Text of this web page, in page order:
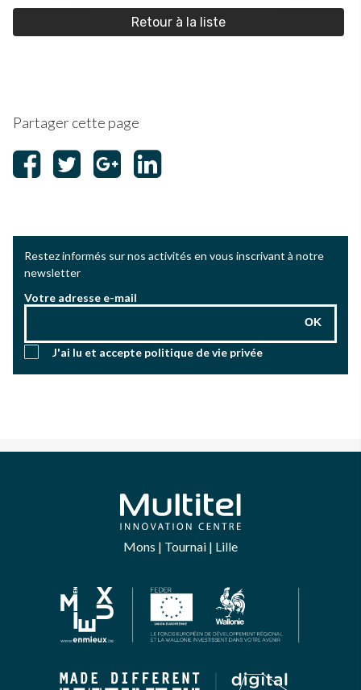
Retour à la liste
Partager cette page
Restez informés sur nos activités en vous inscrivant à notre
newsletter
Votre adresse e-mail
OK
J'ai lu et accepte politique de vie privée
Mons | Tournai | Lille